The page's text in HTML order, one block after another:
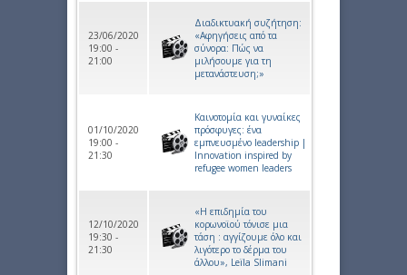
23/06/2020
19:00 -
21:00
Διαδικτυακή συζήτηση:
«Αφηγήσεις από τα
σύνορα: Πώς να
μιλήσουμε για τη
μετανάστευση;»
01/10/2020
19:00 -
21:30
Καινοτομία και γυναίκες
πρόσφυγες: ένα
εμπνευσμένο leadership |
Innovation inspired by
refugee women leaders
12/10/2020
19:30 -
21:30
«Η επιδημία του
κορωνοϊού τόνισε μια
τάση : αγγίζουμε όλο και
λιγότερο το δέρμα του
άλλου», Leïla Slimani